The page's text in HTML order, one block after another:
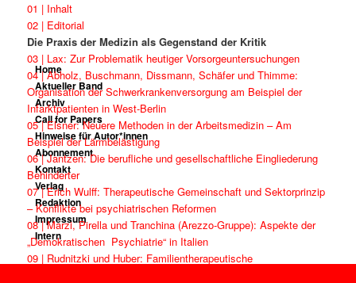
01 | Inhalt
02 | Editorial
Die Praxis der Medizin als Gegenstand der Kritik
03 | Lax: Zur Problematik heutiger Vorsorgeuntersuchungen
04 | Abholz, Buschmann, Dissmann, Schäfer und Thimme:
Organisation der Schwerkrankenversorgung am Beispiel der
Infarktpatienten in West-Berlin
05 | Elsner: Neuere Methoden in der Arbeitsmedizin – Am
Beispiel der Lärmbelästigung
06 | Jantzen: Die berufliche und gesellschaftliche Eingliederung
Behinderter
07 | Erich Wulff: Therapeutische Gemeinschaft und Sektorprinzip
– Konflikte bei psychiatrischen Reformen
08 | Marzi, Pirella und Tranchina (Arezzo-Gruppe): Aspekte der
„Demokratischen Psychiatrie“ in Italien
09 | Rudnitzki und Huber: Familientherapeutische
Home
Aktueller Band
Archiv
Call for Papers
Hinweise für Autor*innen
Abonnement
Kontakt
Verlag
Redaktion
Impressum
Intern